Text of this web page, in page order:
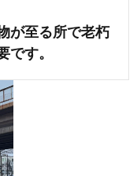
が至る所で老朽
す。